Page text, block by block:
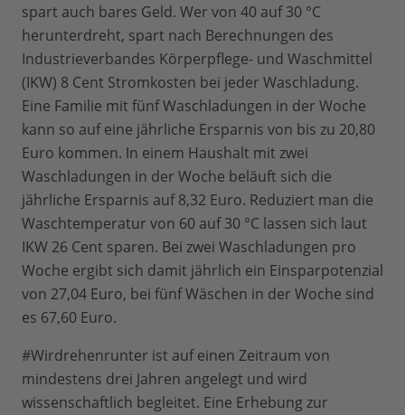
spart auch bares Geld. Wer von 40 auf 30 °C
herunterdreht, spart nach Berechnungen des
Industrieverbandes Körperpflege- und Waschmittel
(IKW) 8 Cent Stromkosten bei jeder Waschladung.
Eine Familie mit fünf Waschladungen in der Woche
kann so auf eine jährliche Ersparnis von bis zu 20,80
Euro kommen. In einem Haushalt mit zwei
Waschladungen in der Woche beläuft sich die
jährliche Ersparnis auf 8,32 Euro. Reduziert man die
Waschtemperatur von 60 auf 30 °C lassen sich laut
IKW 26 Cent sparen. Bei zwei Waschladungen pro
Woche ergibt sich damit jährlich ein Einsparpotenzial
von 27,04 Euro, bei fünf Wäschen in der Woche sind
es 67,60 Euro.
#Wirdrehenrunter ist auf einen Zeitraum von
mindestens drei Jahren angelegt und wird
wissenschaftlich begleitet. Eine Erhebung zur